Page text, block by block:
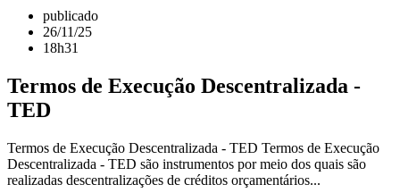
publicado
26/11/25
18h31
Termos de Execução Descentralizada -
TED
Termos de Execução Descentralizada - TED Termos de Execução
Descentralizada - TED são instrumentos por meio dos quais são
realizadas descentralizações de créditos orçamentários...